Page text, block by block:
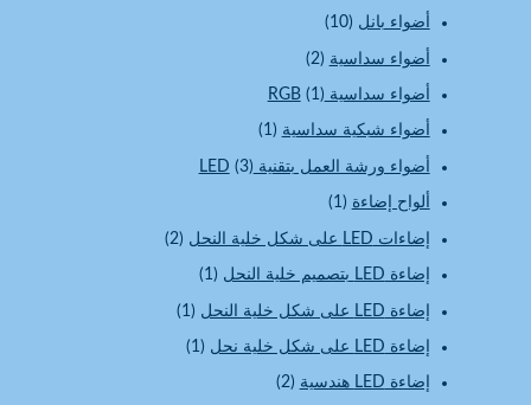
أضواء بانل (10)
أضواء سداسية(2)
أضواء سداسية RGB(1)
أضواء شبكية سداسية(1)
أضواء ورشة العمل بتقنية LED(3)
ألواح إضاءة(1)
إضاءات LED على شكل خلية النحل (2)
إضاءة LED بتصميم خلية النحل (1)
إضاءة LED على شكل خلية النحل (1)
إضاءة LED على شكل خلية نحل (1)
إضاءة LED هندسية (2)